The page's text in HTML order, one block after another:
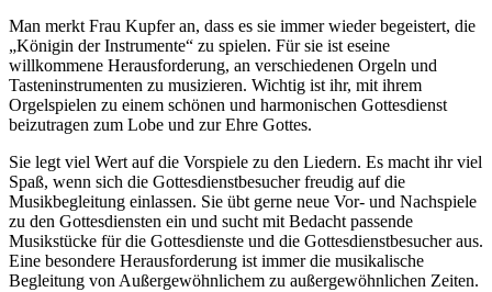
Man merkt Frau Kupfer an, dass es sie immer wieder begeistert, die
„Königin der Instrumente“ zu spielen. Für sie ist eseine
willkommene Herausforderung, an verschiedenen Orgeln und
Tasteninstrumenten zu musizieren. Wichtig ist ihr, mit ihrem
Orgelspielen zu einem schönen und harmonischen Gottesdienst
beizutragen zum Lobe und zur Ehre Gottes.
Sie legt viel Wert auf die Vorspiele zu den Liedern. Es macht ihr viel
Spaß, wenn sich die Gottesdienstbesucher freudig auf die
Musikbegleitung einlassen. Sie übt gerne neue Vor- und Nachspiele
zu den Gottesdiensten ein und sucht mit Bedacht passende
Musikstücke für die Gottesdienste und die Gottesdienstbesucher aus.
Eine besondere Herausforderung ist immer die musikalische
Begleitung von Außergewöhnlichem zu außergewöhnlichen Zeiten.